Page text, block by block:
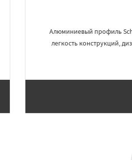
Алюминиевый профиль
легкость конструкций,
×